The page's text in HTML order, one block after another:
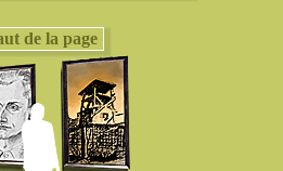
de la page